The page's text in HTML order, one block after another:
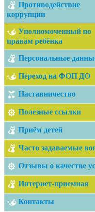
Противодействие
коррупции
Уполномоченный по
правам ребёнка
Персональные
Переход на ФОП ДО
Наставничество
Полезные ссылки
Приём детей
Часто задаваемые
Отзывы о качестве
Интернет-приемная
Контакты